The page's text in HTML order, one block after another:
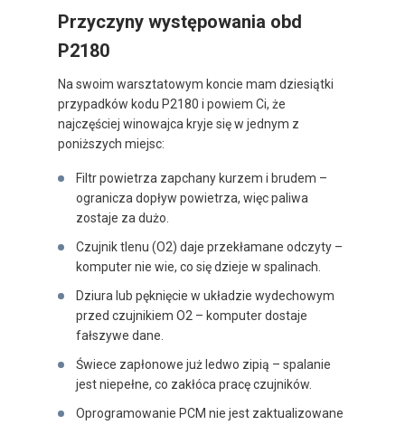
Przyczyny występowania obd
P2180
Na swoim warsztatowym koncie mam dziesiątki
przypadków kodu P2180 i powiem Ci, że
najczęściej winowajca kryje się w jednym z
poniższych miejsc:
Filtr powietrza zapchany kurzem i brudem –
ogranicza dopływ powietrza, więc paliwa
zostaje za dużo.
Czujnik tlenu (O2) daje przekłamane odczyty –
komputer nie wie, co się dzieje w spalinach.
Dziura lub pęknięcie w układzie wydechowym
przed czujnikiem O2 – komputer dostaje
fałszywe dane.
Świece zapłonowe już ledwo zipią – spalanie
jest niepełne, co zakłóca pracę czujników.
Oprogramowanie PCM nie jest zaktualizowane